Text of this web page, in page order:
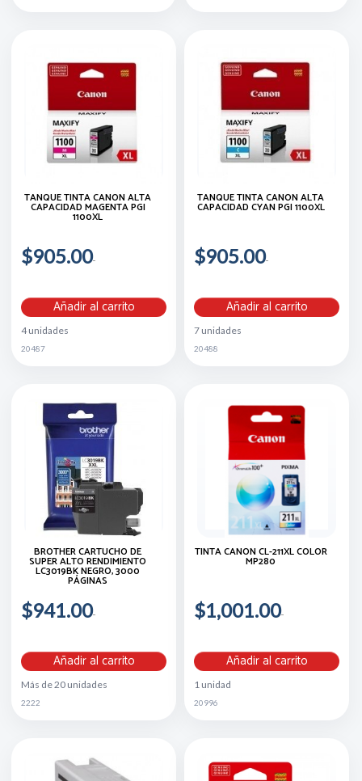
TANQUE TINTA CANON ALTA
CAPACIDAD MAGENTA PGI
1100XL
$905.00
Añadir al carrito
4 unidades
20487
TANQUE TINTA CANON ALTA
CAPACIDAD CYAN PGI 1100XL
$905.00
Añadir al carrito
7 unidades
20488
BROTHER CARTUCHO DE
SUPER ALTO RENDIMIENTO
LC3019BK NEGRO, 3000
PÁGINAS
$941.00
Añadir al carrito
Más de 20 unidades
2222
TINTA CANON CL-211XL COLOR
MP280
$1,001.00
Añadir al carrito
1 unidad
20996